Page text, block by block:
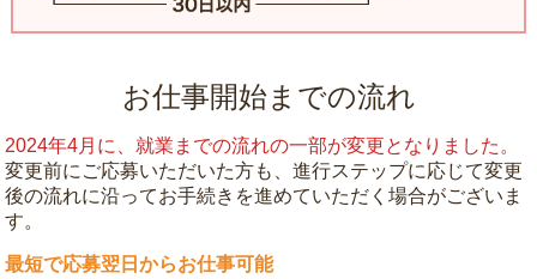
お仕事開始までの流れ
2024年4月に、就業までの流れの一部が変更となりました。
変更前にご応募いただいた方も、進行ステップに応じて変更
後の流れに沿ってお手続きを進めていただく場合がございま
す。
最短で応募翌日からお仕事可能